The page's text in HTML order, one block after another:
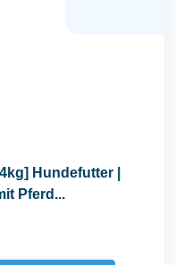
Hundefutter |
Pferd...